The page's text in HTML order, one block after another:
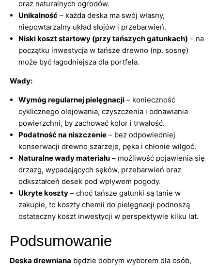
oraz naturalnych ogrodów.
Unikalność – każda deska ma swój własny,
niepowtarzalny układ słojów i przebarwień.
Niski koszt startowy (przy tańszych gatunkach) – na
początku inwestycja w tańsze drewno (np. sosnę)
może być łagodniejsza dla portfela.
Wady:
Wymóg regularnej pielęgnacji – konieczność
cyklicznego olejowania, czyszczenia i odnawiania
powierzchni, by zachować kolor i trwałość.
Podatność na niszczenie – bez odpowiedniej
konserwacji drewno szarzeje, pęka i chłonie wilgoć.
Naturalne wady materiału – możliwość pojawienia się
drzazg, wypadających sęków, przebarwień oraz
odkształceń desek pod wpływem pogody.
Ukryte koszty – choć tańsze gatunki są tanie w
zakupie, to koszty chemii do pielęgnacji podnoszą
ostateczny koszt inwestycji w perspektywie kilku lat.
Podsumowanie
Deska drewniana będzie dobrym wyborem dla osób,